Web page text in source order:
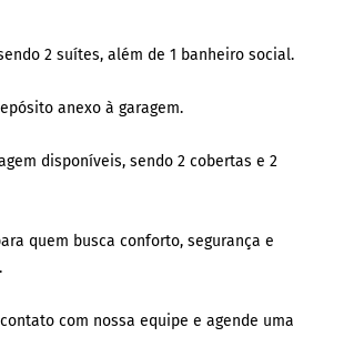
2 suítes, além de 1 banheiro social.
anexo à garagem.
disponíveis, sendo 2 cobertas e 2
quem busca conforto, segurança e
com nossa equipe e agende uma